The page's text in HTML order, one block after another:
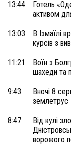
13:44
Готель
активом
13:03
В Ізмаїлі
курсів з
11:21
Воїн з
шахеди та
9:43
Вночі 8
землетрус
8:47
Від кулі
ворожого